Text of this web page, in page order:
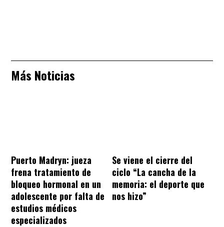
Más Noticias
Puerto Madryn: jueza
frena tratamiento de
bloqueo hormonal en un
adolescente por falta de
estudios médicos
especializados
Se viene el cierre del
ciclo “La cancha de la
memoria: el deporte que
nos hizo”